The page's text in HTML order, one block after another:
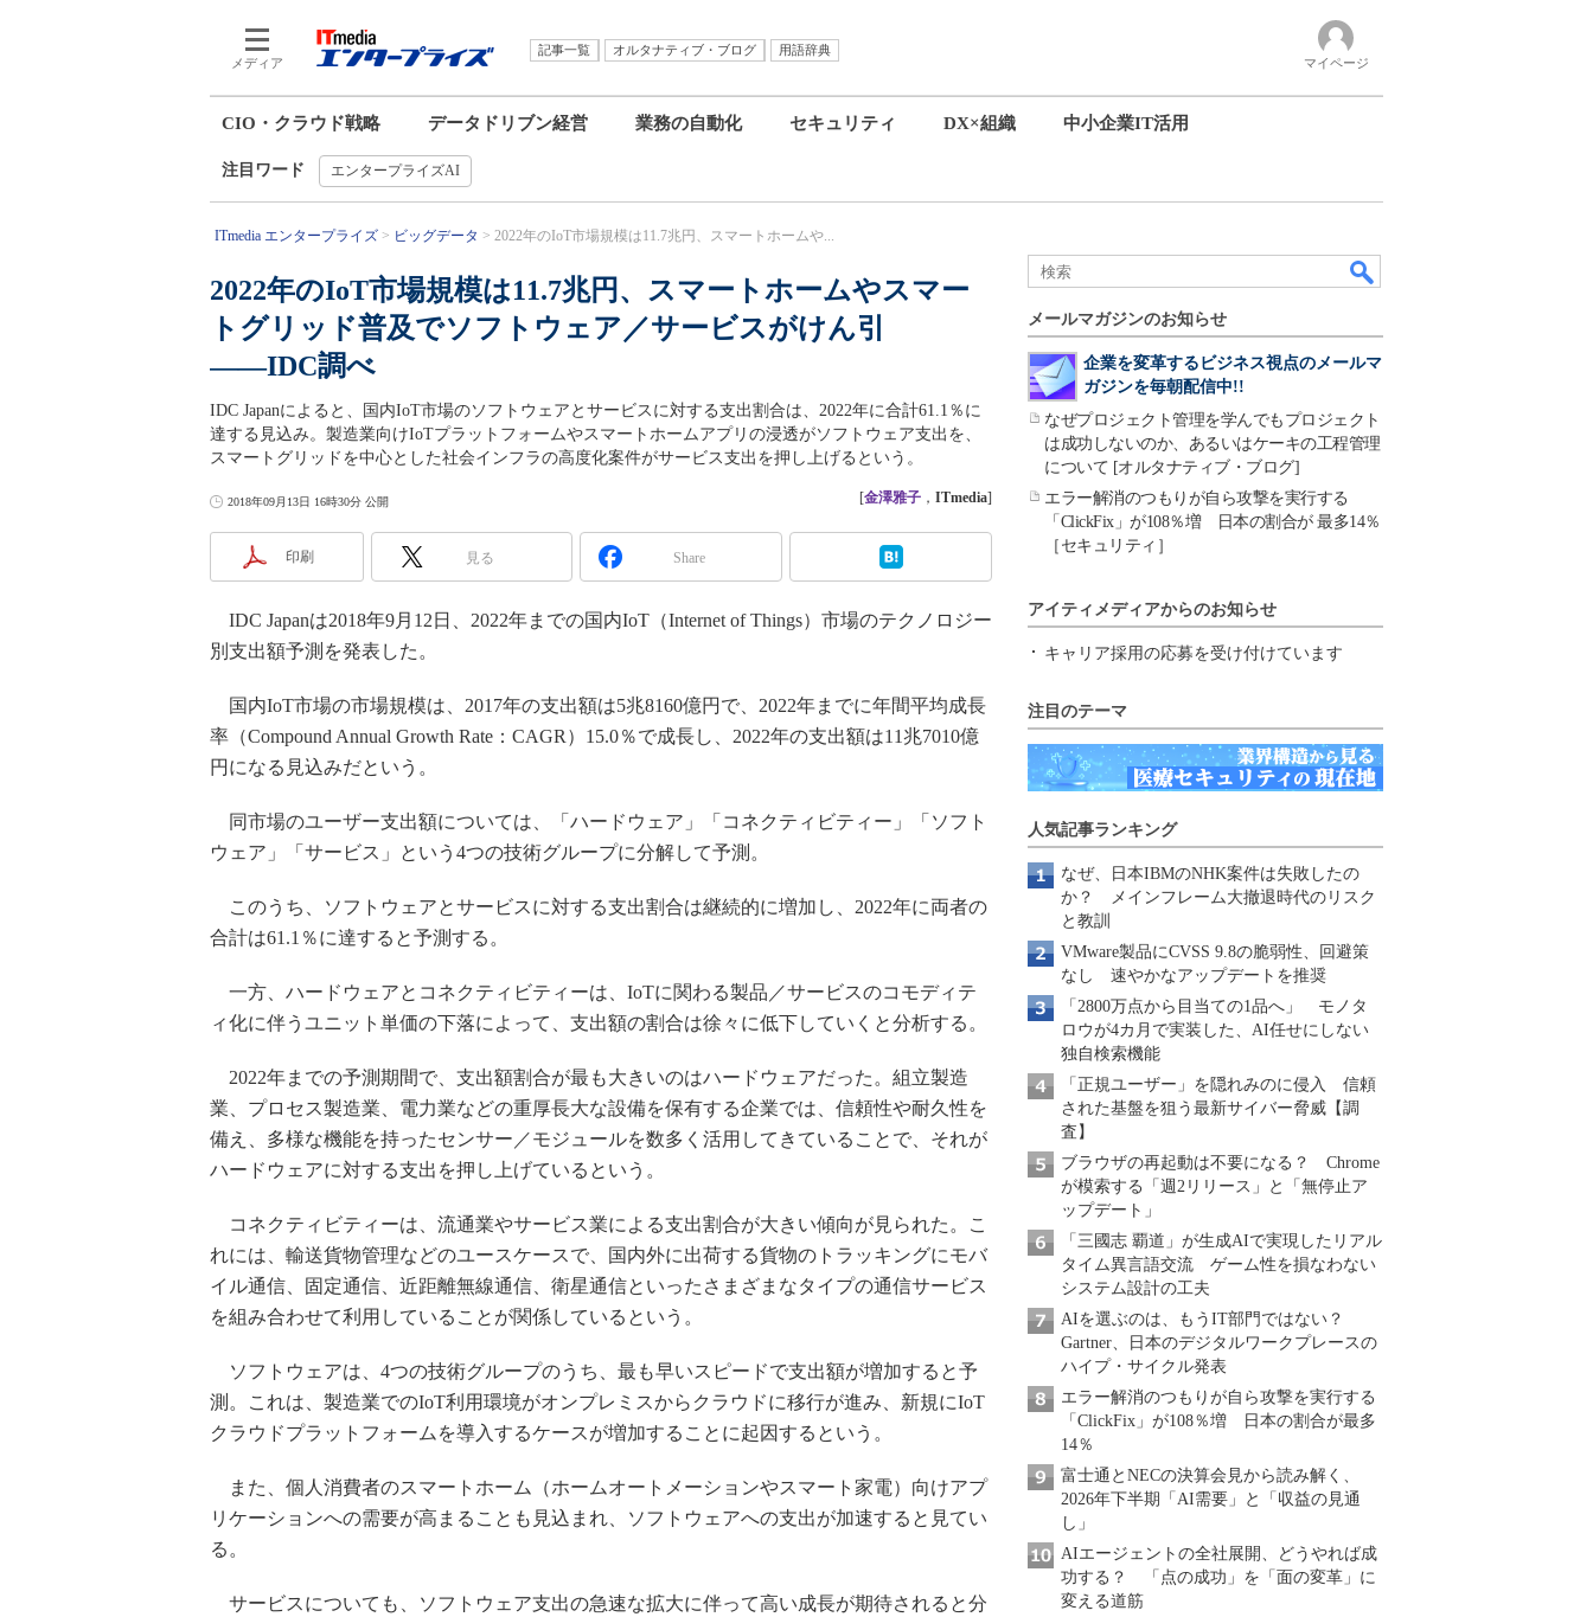
メディア
記事一覧 オルタナティブ・ブログ
用語辞典
マイページ
CIO・クラウド戦略 データドリブン経営 業務の自動化 セキュリティ DX×組織 中小企業IT活用
注目ワード エンタープライズAI
ITmedia エンタープライズ ビッグデータ 2022年のIoT市場規模は11.7兆円、スマートホームや...
2022年のIoT市場規模は11.7兆円、スマートホームやスマー
トグリッド普及でソフトウェア／サービスがけん引
――IDC調べ
IDC Japanによると、国内IoT市場のソフトウェアとサービスに対する支出割合は、2022年に合計61.1％に
達する見込み。製造業向けIoTプラットフォームやスマートホームアプリの浸透がソフトウェア支出を、
スマートグリッドを中心とした社会インフラの高度化案件がサービス支出を押し上げるという。
2018年09月13日 16時30分 公開 [金澤雅子 ， ITmedia]
印刷 見る Share
IDC Japanは2018年9月12日、2022年までの国内IoT（Internet of Things）市場のテクノロジー
別支出額予測を発表した。
国内IoT市場の市場規模は、2017年の支出額は5兆8160億円で、2022年までに年間平均成長
率（Compound Annual Growth Rate：CAGR）15.0％で成長し、2022年の支出額は11兆7010億
円になる見込みだという。
同市場のユーザー支出額については、「ハードウェア」「コネクティビティー」「ソフト
ウェア」「サービス」という4つの技術グループに分解して予測。
このうち、ソフトウェアとサービスに対する支出割合は継続的に増加し、2022年に両者の
合計は61.1％に達すると予測する。
一方、ハードウェアとコネクティビティーは、IoTに関わる製品／サービスのコモディテ
ィ化に伴うユニット単価の下落によって、支出額の割合は徐々に低下していくと分析する。
2022年までの予測期間で、支出額割合が最も大きいのはハードウェアだった。組立製造
業、プロセス製造業、電力業などの重厚長大な設備を保有する企業では、信頼性や耐久性を
備え、多様な機能を持ったセンサー／モジュールを数多く活用してきていることで、それが
ハードウェアに対する支出を押し上げているという。
コネクティビティーは、流通業やサービス業による支出割合が大きい傾向が見られた。こ
れには、輸送貨物管理などのユースケースで、国内外に出荷する貨物のトラッキングにモバ
イル通信、固定通信、近距離無線通信、衛星通信といったさまざまなタイプの通信サービス
を組み合わせて利用していることが関係しているという。
ソフトウェアは、4つの技術グループのうち、最も早いスピードで支出額が増加すると予
測。これは、製造業でのIoT利用環境がオンプレミスからクラウドに移行が進み、新規にIoT
クラウドプラットフォームを導入するケースが増加することに起因するという。
また、個人消費者のスマートホーム（ホームオートメーションやスマート家電）向けアプ
リケーションへの需要が高まることも見込まれ、ソフトウェアへの支出が加速すると見てい
る。
サービスについても、ソフトウェア支出の急速な拡大に伴って高い成長が期待されると分
メールマガジンのお知らせ
企業を変革するビジネス視点のメールマ
ガジンを毎朝配信中!!
なぜプロジェクト管理を学んでもプロジェクト
は成功しないのか、あるいはケーキの工程管理
について [オルタナティブ・ブログ]
エラー解消のつもりが自ら攻撃を実行する
「ClickFix」が108％増 日本の割合が 最多14％
［セキュリティ］
アイティメディアからのお知らせ
キャリア採用の応募を受け付けています
注目のテーマ
人気記事ランキング
なぜ、日本IBMのNHK案件は失敗したの
か？ メインフレーム大撤退時代のリスク
と教訓
VMware製品にCVSS 9.8の脆弱性、回避策
なし 速やかなアップデートを推奨
「2800万点から目当ての1品へ」 モノタ
ロウが4カ月で実装した、AI任せにしない
独自検索機能
「正規ユーザー」を隠れみのに侵入 信頼
された基盤を狙う最新サイバー脅威【調
査】
ブラウザの再起動は不要になる？ Chrome
が模索する「週2リリース」と「無停止ア
ップデート」
「三國志 覇道」が生成AIで実現したリアル
タイム異言語交流 ゲーム性を損なわない
システム設計の工夫
AIを選ぶのは、もうIT部門ではない？
Gartner、日本のデジタルワークプレースの
ハイプ・サイクル発表
エラー解消のつもりが自ら攻撃を実行する
「ClickFix」が108％増 日本の割合が最多
14％
富士通とNECの決算会見から読み解く、
2026年下半期「AI需要」と「収益の見通
し」
AIエージェントの全社展開、どうやれば成
功する？ 「点の成功」を「面の変革」に
変える道筋